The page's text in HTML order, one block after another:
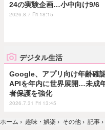
24の実験企画…小中向け9/6
2026.8.7 Fri 18:15
デジタル生活
Google、アプリ向け年齢確
APIを年内に世界展開…未成
者保護を強化
2026.7.31 Fri 13:45
ホーム › 趣味・娯楽 › その他 › 記事 ›